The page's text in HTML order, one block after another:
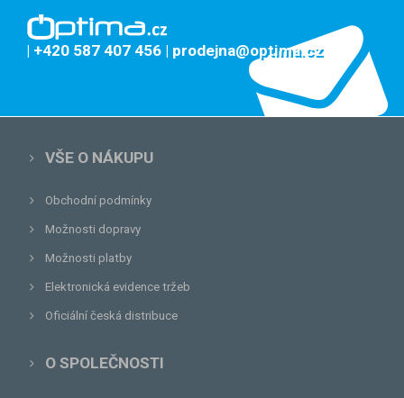
| +420 587 407 456 | prodejna@optima.cz
VŠE O NÁKUPU
Obchodní podmínky
Možnosti dopravy
Možnosti platby
Elektronická evidence tržeb
Oficiální česká distribuce
O SPOLEČNOSTI